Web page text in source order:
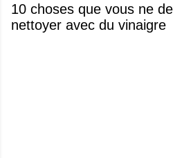
10 choses que vous ne
nettoyer avec du vinaigre